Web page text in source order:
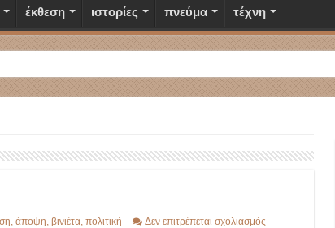
έκθεση ιστορίες πνεύμα τέχνη
άποψη βινιέτα, πολιτική Δεν επιτρέπεται σχολιασμόςστο